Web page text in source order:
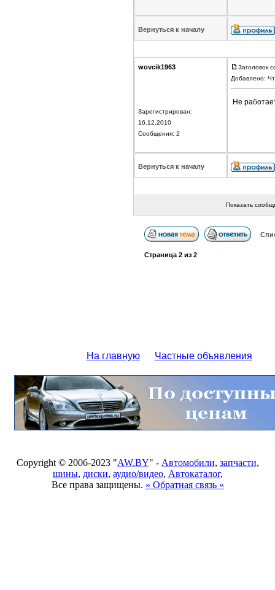
Вернуться к началу
wovcik1963
Зарегистрирован:
16.12.2010
Сообщения: 2
Заголовок
Добавлено:
Не
Вернуться к началу
Показать
Страница 2из 2
На главную Частные объявления
Copyright © 2006-2023 "AW.BY" - Автомобили, запчасти,
шины, диски, аудио/видео, Автокаталог,
Все права защищены. » Обратная связь «